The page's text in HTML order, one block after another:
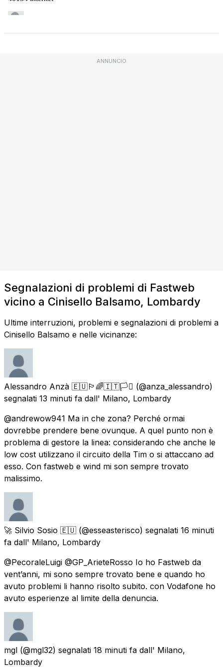
ANNUNCIO
Segnalazioni di problemi di Fastweb
vicino a Cinisello Balsamo, Lombardy
Ultime interruzioni, problemi e segnalazioni di problemi a
Cinisello Balsamo e nelle vicinanze:
Alessandro Anzà 🇪🇺🏳️‍🌈🇮🇹🏳️‍⚧ (@anza_alessandro)
segnalati 13 minuti fa dall' Milano, Lombardy
@andrewow941 Ma in che zona? Perché ormai
dovrebbe prendere bene ovunque. A quel punto non è
problema di gestore la linea: considerando che anche le
low cost utilizzano il circuito della Tim o si attaccano ad
esso. Con fastweb e wind mi son sempre trovato
malissimo.
🚀 Silvio Sosio 🇪🇺 (@esseasterisco) segnalati 16 minuti
fa dall' Milano, Lombardy
@PecoraleLuigi @GP_ArieteRosso Io ho Fastweb da
vent’anni, mi sono sempre trovato bene e quando ho
avuto problemi li hanno risolto subito. con Vodafone ho
avuto esperienze al limite della denuncia.
mgl (@mgl32) segnalati 18 minuti fa dall' Milano,
Lombardy